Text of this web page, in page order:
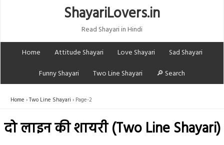
ShayariLovers.in
Read Shayari in Hindi
Home
Attitude Shayari Love Shayari
Sad Shayari
Funny Shayari
Two Line Shayari 🔎 Search
Home Two Line Shayari Page-2
दो लाइन की शायरी (Two Line Shayari)